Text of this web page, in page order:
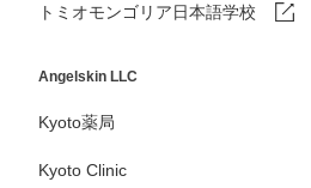
トミオモンゴリア日本語学校
Angelskin LLC
Kyoto薬局
Kyoto Clinic